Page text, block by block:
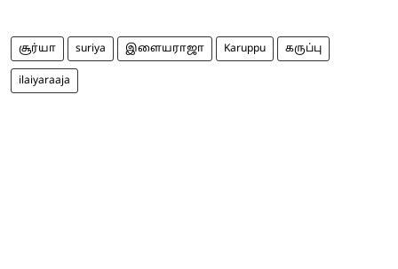
சூர்யா suriya இளையராஜா Karuppu கருப்பு
ilaiyaraaja